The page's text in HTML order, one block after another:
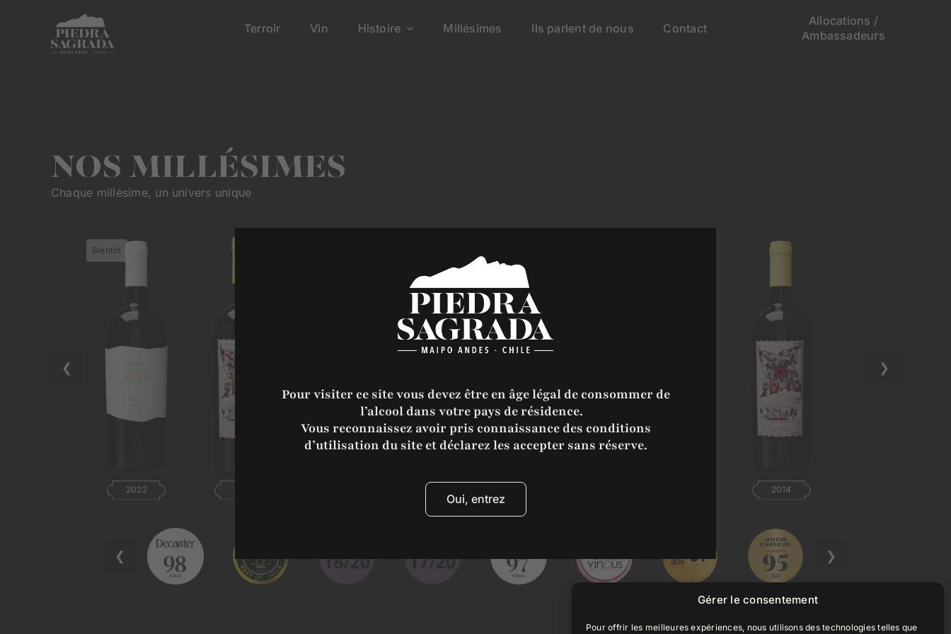
Gérer le consentement
Pour offrir les meilleures expériences, nous utilisons des technologies telles que
Terroir Vin Histoire Millésimes Ils parlent de nous Contact
Allocations /
Ambassadeurs
NOS MILLÉSIMES
Chaque millésime, un univers unique
❮
Bientôt
2022 2014
❯
❮ ❯
Pour visiter ce site vous devez être en âge légal de consommer de
l’alcool dans votre pays de résidence.
Vous reconnaissez avoir pris connaissance des conditions
d’utilisation du site et déclarez les accepter sans réserve.
Oui, entrez